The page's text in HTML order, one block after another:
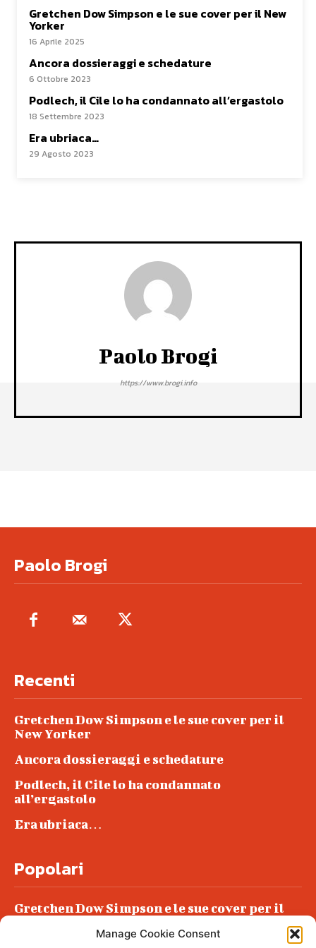
Manage Cookie Consent
Gretchen Dow Simpson e le sue cover per il New
Yorker
16 Aprile 2025
Ancora dossieraggi e schedature
6 Ottobre 2023
Podlech, il Cile lo ha condannato all’ergastolo
18 Settembre 2023
Era ubriaca…
29 Agosto 2023
Paolo Brogi
https://www.brogi.info
Paolo Brogi
Recenti
Gretchen Dow Simpson e le sue cover per il
New Yorker
Ancora dossieraggi e schedature
Podlech, il Cile lo ha condannato
all’ergastolo
Era ubriaca…
Popolari
Gretchen Dow Simpson e le sue cover per il